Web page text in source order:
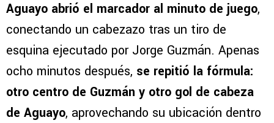
Aguayo abrió el marcador al minuto de juego,
conectando un cabezazo tras un tiro de
esquina ejecutado por Jorge Guzmán. Apenas
ocho minutos después, se repitió la fórmula:
otro centro de Guzmán y otro gol de cabeza
de Aguayo, aprovechando su ubicación dentro